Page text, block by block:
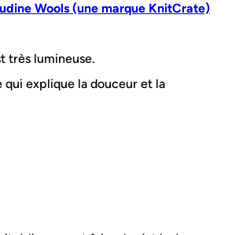
Wools (une marque KnitCrate)
très lumineuse.
qui explique la douceur et la